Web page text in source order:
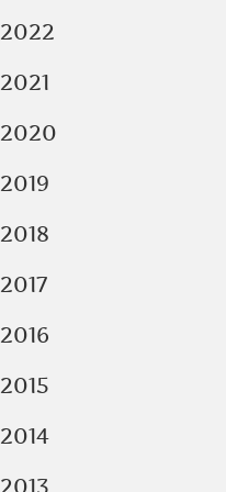
2022
2021
2020
2019
2018
2017
2016
2015
2014
2013